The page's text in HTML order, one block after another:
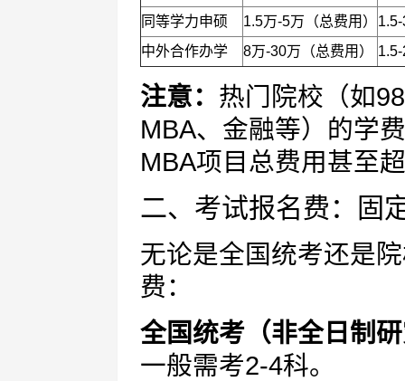
同等学力申硕
1.5万-5万（总费用）
中外合作办学
8万-30万（总费用）
注意： 热门院校（如
MBA、金融等）的学
MBA项目总费用甚至
二、考试报名费：固
无论是全国统考还是
费：
全国统考（非全日制
一般需考2-4科。